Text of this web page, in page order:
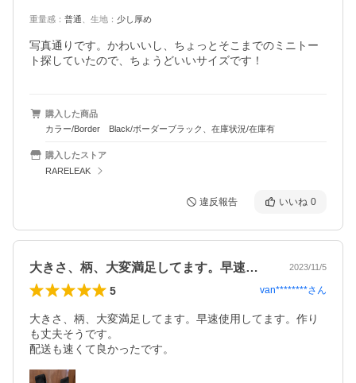
重量感 ： 普通 生地 ： 少し厚め
写真通りです。かわいいし、ちょっとそこまでのミニトー
ト探していたので、ちょうどいいサイズです！
購入した商品
カラー/Border Black/ボーダーブラック、在庫状況/在庫有
購入したストア
RARELEAK
違反報告 いいね 0
大きさ、柄、大変満足してます。早速使用… 2023/11/5
5 van********さん
大きさ、柄、大変満足してます。早速使用してます。作り
も丈夫そうです。
配送も速くて良かったです。